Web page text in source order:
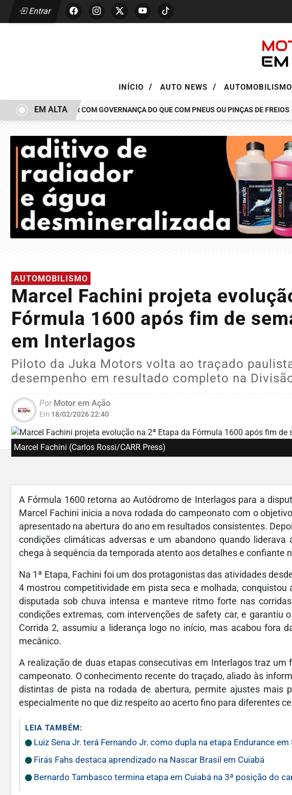
Entrar
INÍCIO / AUTO NEWS / AUTOMOBILISMO
TEM MAIS A VER COM GOVERNANÇA DO QUE COM PNEUS OU PINÇAS DE FREIOS
EM ALTA
AUTOMOBILISMO
Marcel Fachini projeta
Fórmula 1600 após fim de
em Interlagos
Piloto da Juka Motors volta ao traçado
desempenho em resultado completo na
PorMotor em Ação
Em 18/02/2026 22:40
Marcel Fachini (Carlos Rossi/CARR Press)
A Fórmula 1600 retorna ao Autódromo de Interlagos para a
Marcel Fachini inicia a nova rodada do campeonato com o
apresentado na abertura do ano em resultados consistentes.
condições climáticas adversas e um abandono quando
chega à sequência da temporada atento aos detalhes e confiante
Na 1ª Etapa, Fachini foi um dos protagonistas das atividades
4 mostrou competitividade em pista seca e molhada,
disputada sob chuva intensa e manteve ritmo forte nas
condições extremas, com intervenções de safety car, e garantiu
Corrida 2, assumiu a liderança logo no início, mas acabou fora
mecânico.
A realização de duas etapas consecutivas em Interlagos traz
campeonato. O conhecimento recente do traçado, aliado às
distintas de pista na rodada de abertura, permite ajustes mais
especialmente no que diz respeito ao acerto fino para diferentes
LEIA TAMBÉM:
Luiz Sena Jr. terá Fernando Jr. como dupla na etapa Endurance em
Firás Fahs destaca aprendizado na Nascar Brasil em Cuiabá
Bernardo Tambasco termina etapa em Cuiabá na 3ª posição do